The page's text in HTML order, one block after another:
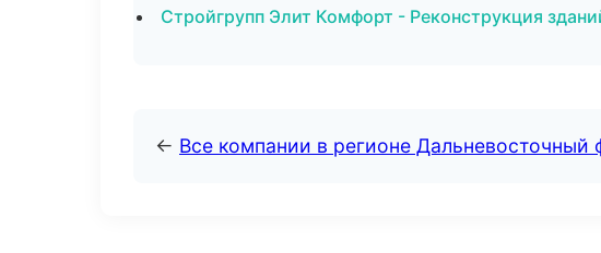
Стройгрупп Элит Комфорт - Реконструкция
← Все компании в регионе Дальневосточный